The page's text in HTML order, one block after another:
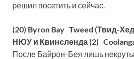
решил посетить и сейчас.
(20) Byron Bay Tweed (Твид-
НЮУ и Квинсленда (2)
После Байрон-Бея лишь